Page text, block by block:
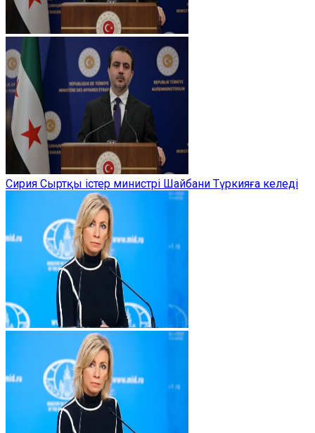
Сирия Сыртқы істер министрі Шайбани Түркияға келеді